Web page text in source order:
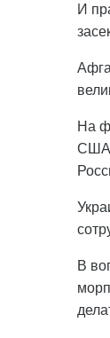
И
На
США.
В